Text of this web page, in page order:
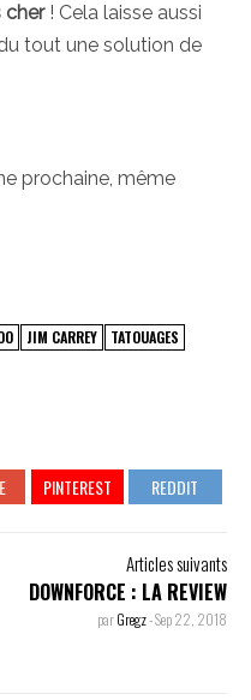
cher! Cela laisse aussi
tout une solution de
prochaine, même
JIM CARREY
TATOUAGES
Articles suivants
DOWNFORCE : LA REVIEW
parGregz-Sep 22, 2018